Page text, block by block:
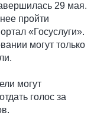
29 мая.
пройти
«Госуслуги».
могут только
могут
голос за